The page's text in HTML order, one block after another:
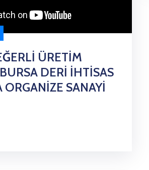
ÜRETİM
DERİ İHTİSAS
ORGANİZE SANAYİ